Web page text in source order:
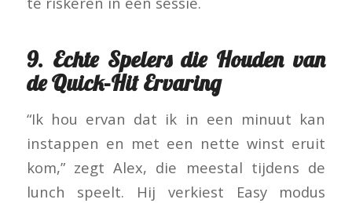
9. Echte Spelers die Houden van
de Quick‑Hit Ervaring
“Ik hou ervan dat ik in een minuut kan
instappen en met een nette winst eruit
kom,” zegt Alex, die meestal tijdens de
lunch speelt. Hij verkiest Easy modus